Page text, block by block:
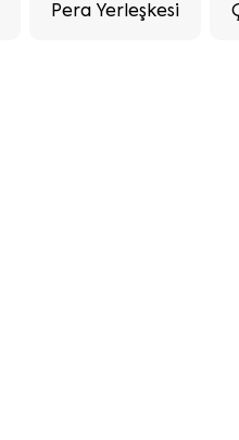
Pera Yerleşkesi